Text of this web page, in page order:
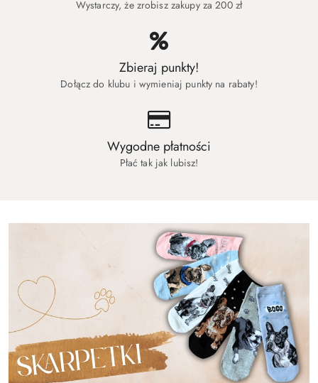
Wystarczy, że zrobisz zakupy za 200 zł
Zbieraj punkty!
Dołącz do klubu i wymieniaj punkty na rabaty!
Wygodne płatności
Płać tak jak lubisz!